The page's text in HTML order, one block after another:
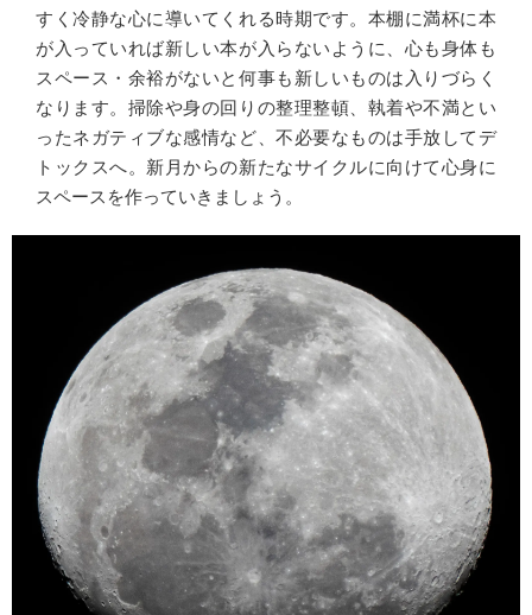
すく冷静な心に導いてくれる時期です。本棚に満杯に本
が入っていれば新しい本が入らないように、心も身体も
スペース・余裕がないと何事も新しいものは入りづらく
なります。掃除や身の回りの整理整頓、執着や不満とい
ったネガティブな感情など、不必要なものは手放してデ
トックスへ。新月からの新たなサイクルに向けて心身に
スペースを作っていきましょう。